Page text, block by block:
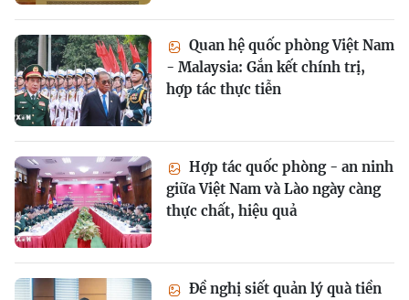
Quan hệ quốc phòng Việt Nam
- Malaysia: Gắn kết chính trị,
hợp tác thực tiễn
Hợp tác quốc phòng - an ninh
giữa Việt Nam và Lào ngày càng
thực chất, hiệu quả
Đề nghị siết quản lý quà tiền